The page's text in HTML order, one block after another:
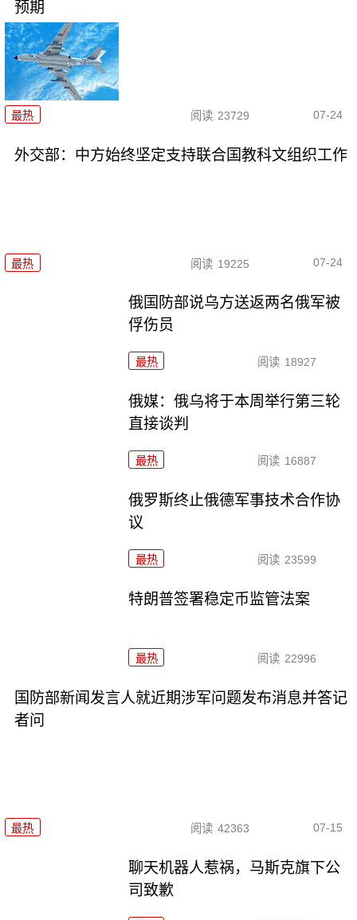
预期
最热 阅读 23729 07-24
外交部：中方始终坚定支持联合国教科文组织工作
最热 阅读 19225 07-24
俄国防部说乌方送返两名俄军被
俘伤员
最热 阅读 18927
俄媒：俄乌将于本周举行第三轮
直接谈判
最热 阅读 16887
俄罗斯终止俄德军事技术合作协
议
最热 阅读 23599
特朗普签署稳定币监管法案
最热 阅读 22996
国防部新闻发言人就近期涉军问题发布消息并答记
者问
最热 阅读 42363 07-15
聊天机器人惹祸，马斯克旗下公
司致歉